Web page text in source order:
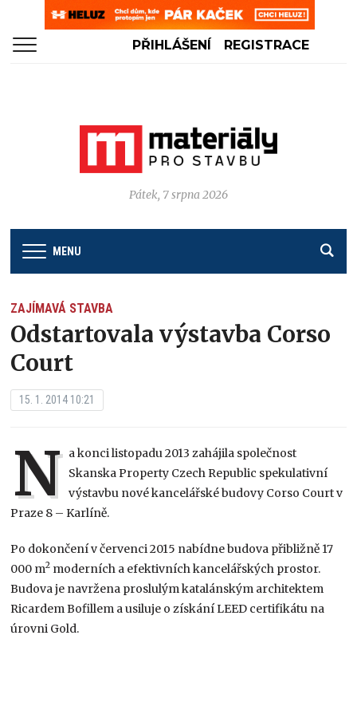
PŘIHLÁŠENÍ REGISTRACE
Pátek, 7 srpna 2026
MENU
ZAJÍMAVÁ STAVBA
Odstartovala výstavba Corso
Court
15. 1. 2014 10:21
N a konci listopadu 2013 zahájila společnost
Skanska Property Czech Republic spekulativní
výstavbu nové kancelářské budovy Corso Court v
Praze 8 – Karlíně.
Po dokončení v červenci 2015 nabídne budova přibližně 17
000 m2 moderních a efektivních kancelářských prostor.
Budova je navržena proslulým katalánským architektem
Ricardem Bofillem a usiluje o získání LEED certifikátu na
úrovni Gold.